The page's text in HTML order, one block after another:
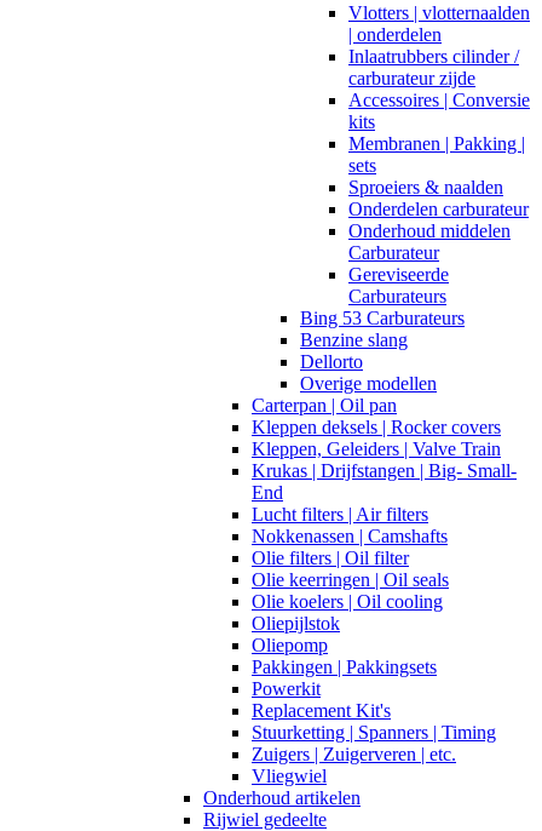
Vlotters | vlotternaalden
| onderdelen
Inlaatrubbers cilinder /
carburateur zijde
Accessoires | Conversie
kits
Membranen | Pakking |
sets
Sproeiers & naalden
Onderdelen carburateur
Onderhoud middelen
Carburateur
Gereviseerde
Carburateurs
Bing 53 Carburateurs
Benzine slang
Dellorto
Overige modellen
Carterpan | Oil pan
Kleppen deksels | Rocker covers
Kleppen, Geleiders | Valve Train
Krukas | Drijfstangen | Big- Small-
End
Lucht filters | Air filters
Nokkenassen | Camshafts
Olie filters | Oil filter
Olie keerringen | Oil seals
Olie koelers | Oil cooling
Oliepijlstok
Oliepomp
Pakkingen | Pakkingsets
Powerkit
Replacement Kit's
Stuurketting | Spanners | Timing
Zuigers | Zuigerveren | etc.
Vliegwiel
Onderhoud artikelen
Rijwiel gedeelte